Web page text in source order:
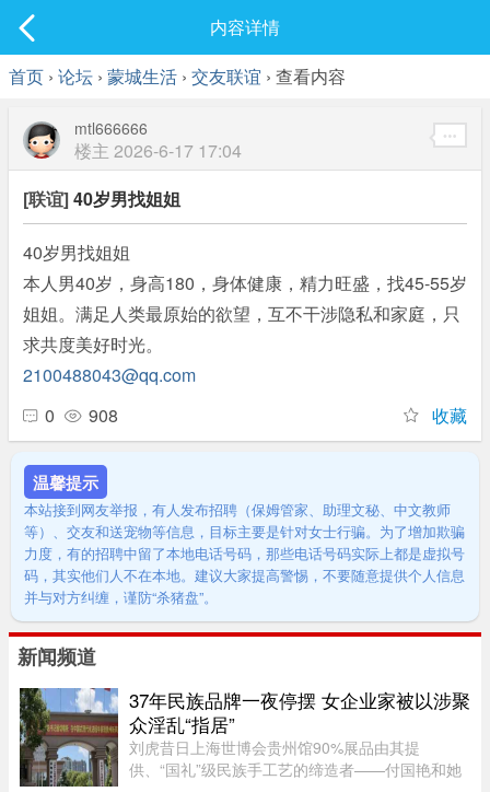
最新发表
内容详情
首页 › 论坛 › 蒙城生活 › 交友联谊 › 查看内容
mtl666666
楼主 2026-6-17 17:04
[联谊]40岁男找姐姐
40岁男找姐姐
本人男40岁，身高180，身体健康，精力旺盛，找45-55岁
姐姐。满足人类最原始的欲望，互不干涉隐私和家庭，只
求共度美好时光。
2100488043@qq.com
0
908 收藏
温馨提示
本站接到网友举报，有人发布招聘（保姆管家、助理文秘、中文教师
等）、交友和送宠物等信息，目标主要是针对女士行骗。为了增加欺骗
力度，有的招聘中留了本地电话号码，那些电话号码实际上都是虚拟号
码，其实他们人不在本地。建议大家提高警惕，不要随意提供个人信息
并与对方纠缠，谨防“杀猪盘”。
新闻频道
37年民族品牌一夜停摆 女企业家被以涉聚
众淫乱“指居”
刘虎昔日上海世博会贵州馆90%展品由其提
供、“国礼”级民族手工艺的缔造者——付国艳和她